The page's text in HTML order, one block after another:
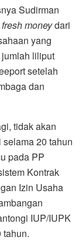
Sudirman
fresh moneydari
yang
liliput
setelah
dan
tidak akan
20 tahun
pada PP
Kontrak
Izin Usaha
IUP/IUPK